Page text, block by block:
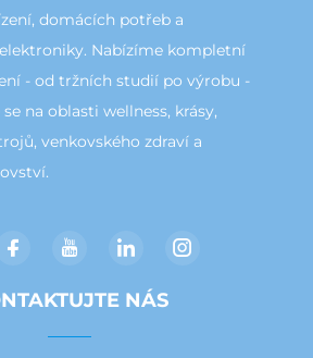
domácích potřeb a
Nabízíme kompletní
- od tržních studií po výrobu -
na oblasti wellness, krásy,
venkovského zdraví a
NÁS